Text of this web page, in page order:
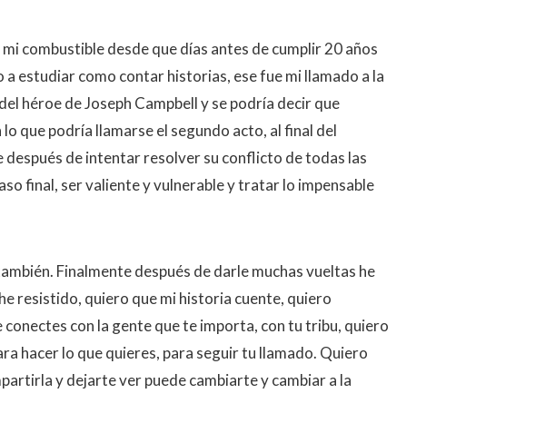
combustible desde que días antes de cumplir 20 años
a estudiar como contar historias, ese fue mi llamado a la
héroe de Joseph Campbell y se podría decir que
que podría llamarse el segundo acto, al final del
después de intentar resolver su conflicto de todas las
final, ser valiente y vulnerable y tratar lo impensable
Finalmente después de darle muchas vueltas he
resistido, quiero que mi historia cuente, quiero
con la gente que te importa, con tu tribu, quiero
hacer lo que quieres, para seguir tu llamado. Quiero
y dejarte ver puede cambiarte y cambiar a la